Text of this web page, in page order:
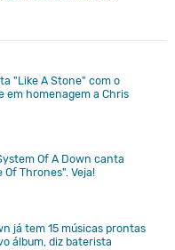
"Like A Stone" com o
em homenagem a Chris
Of A Down canta
Of Thrones". Veja!
já tem 15 músicas prontas
álbum, diz baterista